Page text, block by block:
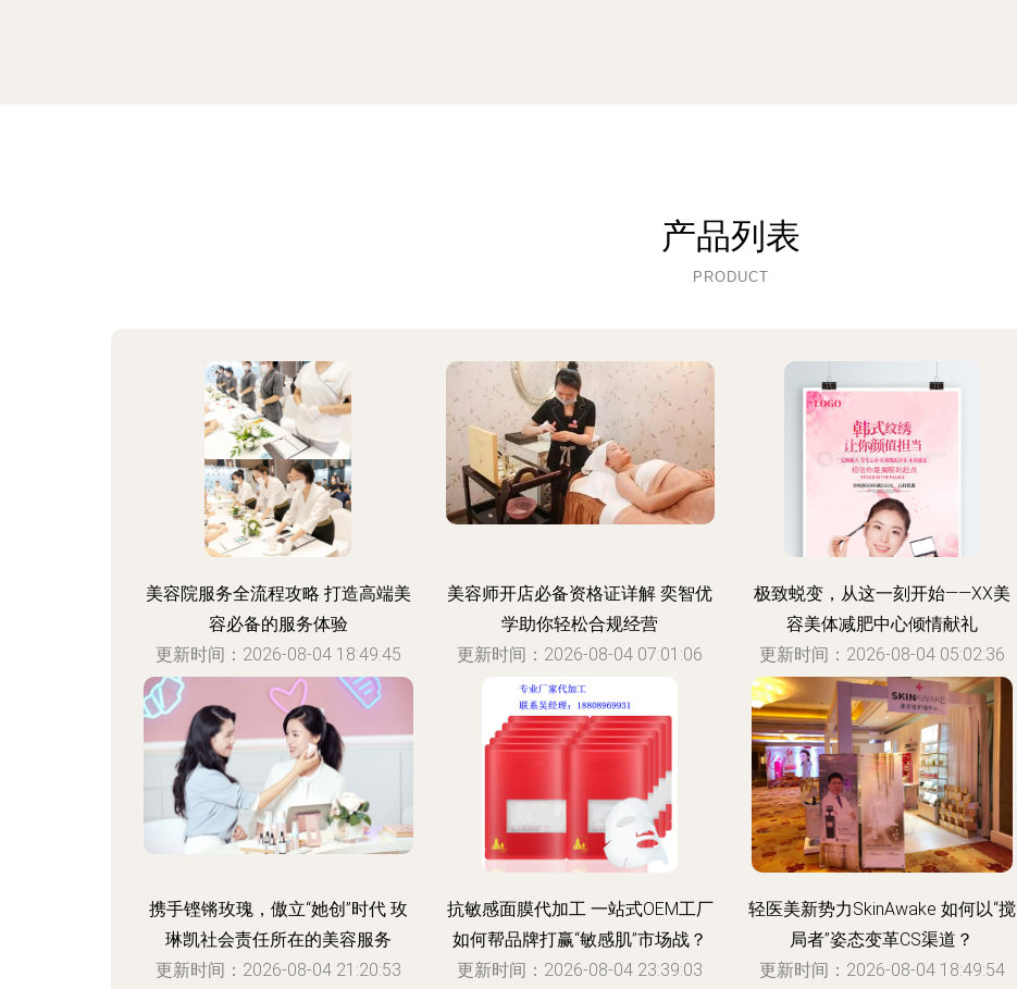
产品列表
PRODUCT
美容院服务全流程攻略 打造高端美
容必备的服务体验
更新时间：2026-08-04 18:49:45
美容师开店必备资格证详解 奕智优
学助你轻松合规经营
更新时间：2026-08-04 07:01:06
极致蜕变，从这一刻开始——XX美
容美体减肥中心倾情献礼
更新时间：2026-08-04 05:02:36
携手铿锵玫瑰，傲立“她创”时代 玫
琳凯社会责任所在的美容服务
更新时间：2026-08-04 21:20:53
抗敏感面膜代加工 一站式OEM工厂
如何帮品牌打赢“敏感肌”市场战？
更新时间：2026-08-04 23:39:03
轻医美新势力SkinAwake 如何以“搅
局者”姿态变革CS渠道？
更新时间：2026-08-04 18:49:54